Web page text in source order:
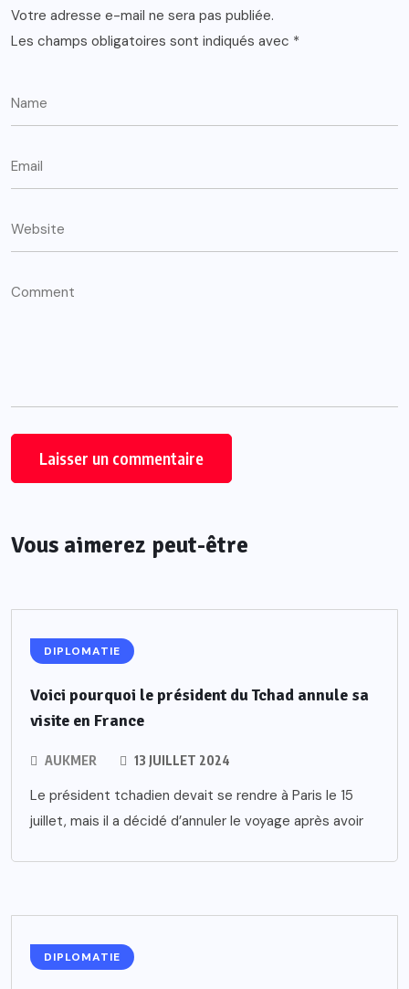
Votre adresse e-mail ne sera pas publiée.
Les champs obligatoires sont indiqués avec *
Vous aimerez peut-être
DIPLOMATIE
Voici pourquoi le président du Tchad annule sa
visite en France
AUKMER 13 JUILLET 2024
Le président tchadien devait se rendre à Paris le 15
juillet, mais il a décidé d’annuler le voyage après avoir
DIPLOMATIE